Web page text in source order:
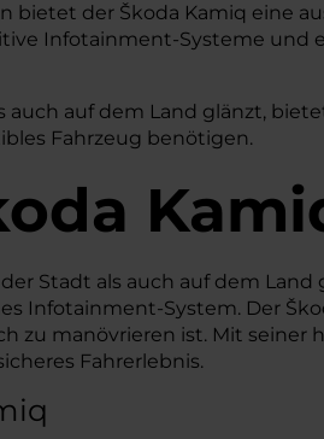
der Škoda Kamiq eine
Infotainment-Systeme und
auf dem Land glänzt,
Fahrzeug benötigen.
Stadt als auch auf dem
Infotainment-System. Der
zu manövrieren ist. Mit
Fahrerlebnis.